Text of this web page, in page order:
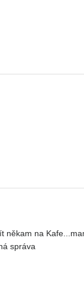
na
správa